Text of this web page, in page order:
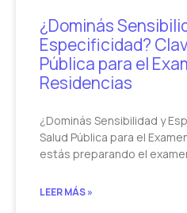
¿Dominás
Especificidad?
Pública para el
Residencias
¿Dominás Sensibilidad y
Salud Pública para el
estás preparando el
LEER MÁS »